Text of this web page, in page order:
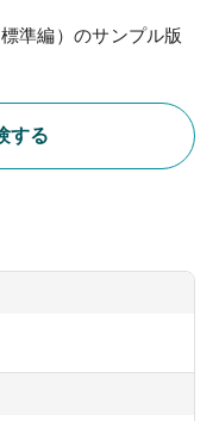
準編）のサンプル版
する